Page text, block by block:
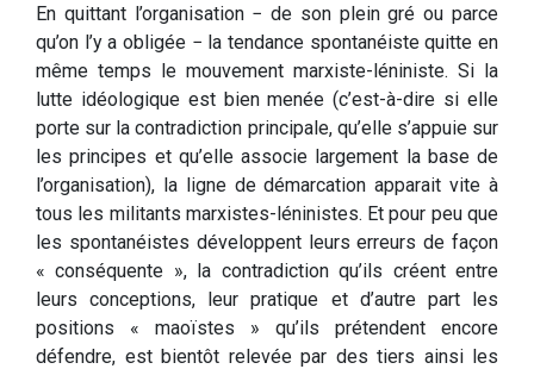
En quittant l’organisation − de son plein gré ou parce
qu’on l’y a obligée − la tendance spontanéiste quitte en
même temps le mouvement marxiste-léniniste. Si la
lutte idéologique est bien menée (c’est-à-dire si elle
porte sur la contradiction principale, qu’elle s’appuie sur
les principes et qu’elle associe largement la base de
l’organisation), la ligne de démarcation apparait vite à
tous les militants marxistes-léninistes. Et pour peu que
les spontanéistes développent leurs erreurs de façon
« conséquente », la contradiction qu’ils créent entre
leurs conceptions, leur pratique et d’autre part les
positions « maoïstes » qu’ils prétendent encore
défendre, est bientôt relevée par des tiers ainsi les